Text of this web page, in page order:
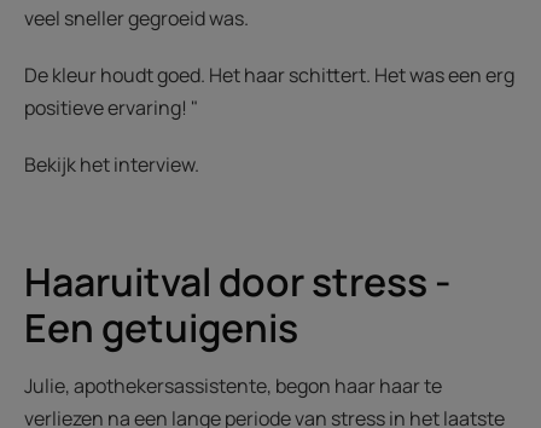
veel sneller gegroeid was.
De kleur houdt goed. Het haar schittert. Het was een erg
positieve ervaring! "
Bekijk het interview.
Haaruitval door stress -
Een getuigenis
Julie, apothekersassistente, begon haar haar te
verliezen na een lange periode van stress in het laatste